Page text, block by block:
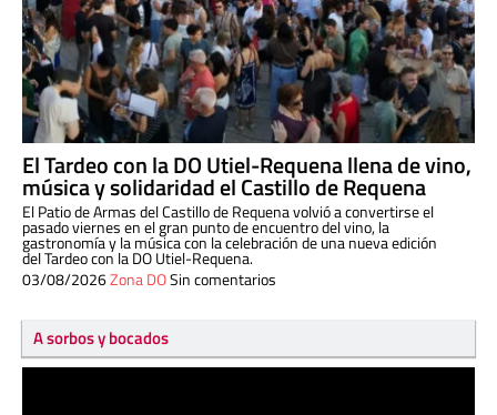
El Tardeo con la DO Utiel-Requena llena de vino,
música y solidaridad el Castillo de Requena
El Patio de Armas del Castillo de Requena volvió a convertirse el
pasado viernes en el gran punto de encuentro del vino, la
gastronomía y la música con la celebración de una nueva edición
del Tardeo con la DO Utiel-Requena.
03/08/2026Zona DOSin comentarios
A sorbos y bocados